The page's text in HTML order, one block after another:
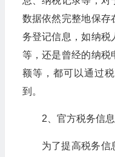
数据依然完整地保存
务登记信息，如纳税
等，还是曾经的纳税
额等，都可以通过
到。
2、官方税务信
为了提高税务信